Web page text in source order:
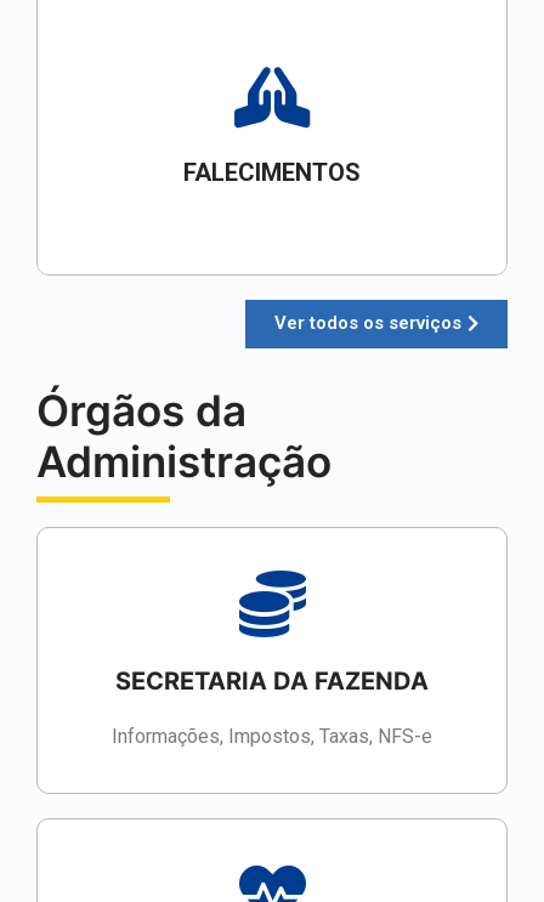
FALECIMENTOS
Ver todos os serviços
Órgãos da
Administração
SECRETARIA DA FAZENDA
Informações, Impostos, Taxas, NFS-e